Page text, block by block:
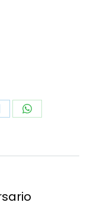
Share